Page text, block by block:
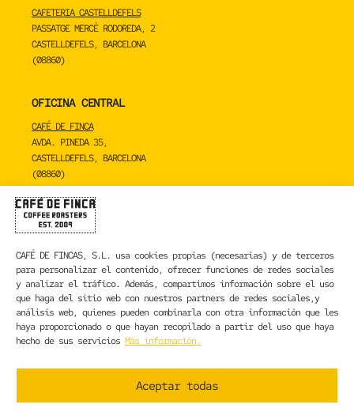
CAFÉ DE FINCAS, S.L. usa cookies propias (necesarias) y de terceros
para personalizar el contenido, ofrecer funciones de redes sociales
y analizar el tráfico. Además, compartimos información sobre el uso
que haga del sitio web con nuestros partners de redes sociales,y
análisis web, quienes pueden combinarla con otra información que les
haya proporcionado o que hayan recopilado a partir del uso que haya
hecho de sus servicios Más información.
Aceptar todas
CAFETERIA CASTELLDEFELS
PASSATGE MERCÈ RODOREDA, 2
CASTELLDEFELS, BARCELONA
(08860)
OFICINA CENTRAL
CAFÉ DE FINCA
AVDA. PINEDA 35,
CASTELLDEFELS, BARCELONA
(08860)
TOSTADERO
CAFÉ DE FINCA
CARRER DE LA MARE DE DÉU DE NÚRIA 23C,
SANT BOI DE LLOBREGAT, BARCELONA
(08830)
CONTACTA CON NOSOTROS